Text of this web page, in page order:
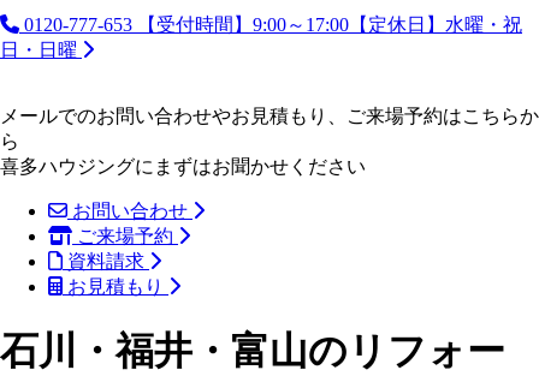
0120-777-653
【受付時間】9:00～17:00【定休日】水曜・祝
日・日曜
メールでのお問い合わせやお見積もり、ご来場予約はこちらか
ら
喜多ハウジングにまずはお聞かせください
お問い合わせ
ご来場予約
資料請求
お見積もり
石川・福井・富山のリフォー